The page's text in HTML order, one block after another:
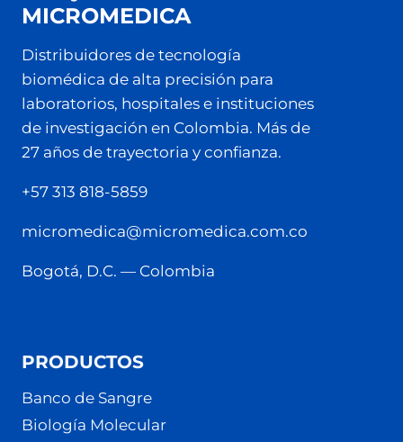
MICROMEDICA
Distribuidores de tecnología
biomédica de alta precisión para
laboratorios, hospitales e instituciones
de investigación en Colombia. Más de
27 años de trayectoria y confianza.
+57 313 818-5859
micromedica@micromedica.com.co
Bogotá, D.C. — Colombia
PRODUCTOS
Banco de Sangre
Biología Molecular